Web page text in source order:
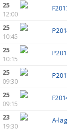
25
12:00
25
10:45
25
10:15
25
09:30
25
09:15
23
19:30
A-lag